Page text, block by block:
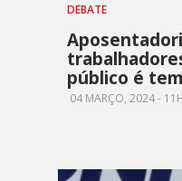
DEBATE
público é
04 MARÇO, 2024 -